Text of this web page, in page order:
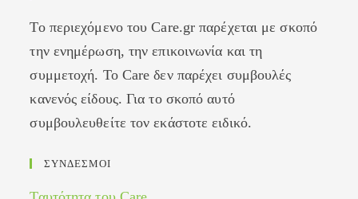
Το περιεχόμενο του Care.gr παρέχεται με σκοπό
την ενημέρωση, την επικοινωνία και τη
συμμετοχή. Το Care δεν παρέχει συμβουλές
κανενός είδους. Για το σκοπό αυτό
συμβουλευθείτε τον εκάστοτε ειδικό.
ΣΥΝΔΕΣΜΟΙ